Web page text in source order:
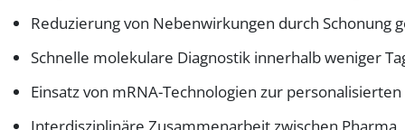
Reduzierung von Nebenwirkungen durch Schonung
Schnelle molekulare Diagnostik innerhalb weniger
Einsatz von mRNA-Technologien zur
Interdisziplinäre Zusammenarbeit zwischen